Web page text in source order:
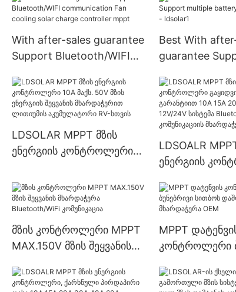
Bluetooth/WIFI
communication
charge controll
With after-sales guarantee
Support Bluetooth/WIFI
cooling solar charge
controller mppt
Best With
guarantee
Company -
LDSOLAR MPPT მზის
ენერგიის კონტროლერი
ენერგიის შეყვანის
მხარდაჭერით ლითიუმის
აკუმულატორი RV-სთვის
LDSOALR
ენერგიის
გარანტიით
30A 40A 60A
სისტემა
კომუნიკაციის
მზის კონტროლერი MPPT
MAX.150V მზის შეყვანის
Bluetooth/WiFi
MPPT
კონტროლერი
მხარდაჭერა